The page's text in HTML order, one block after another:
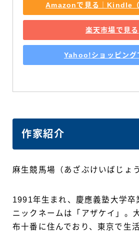
Amazonで見る｜Kindle（
楽天市場で見る
Yahoo!ショッピング
作家紹介
麻生競馬場（あざぶけいばじょう
1991年生まれ、慶應義塾大学卒
ニックネームは「アザケイ」。
布十番に住んでおり、東京で生